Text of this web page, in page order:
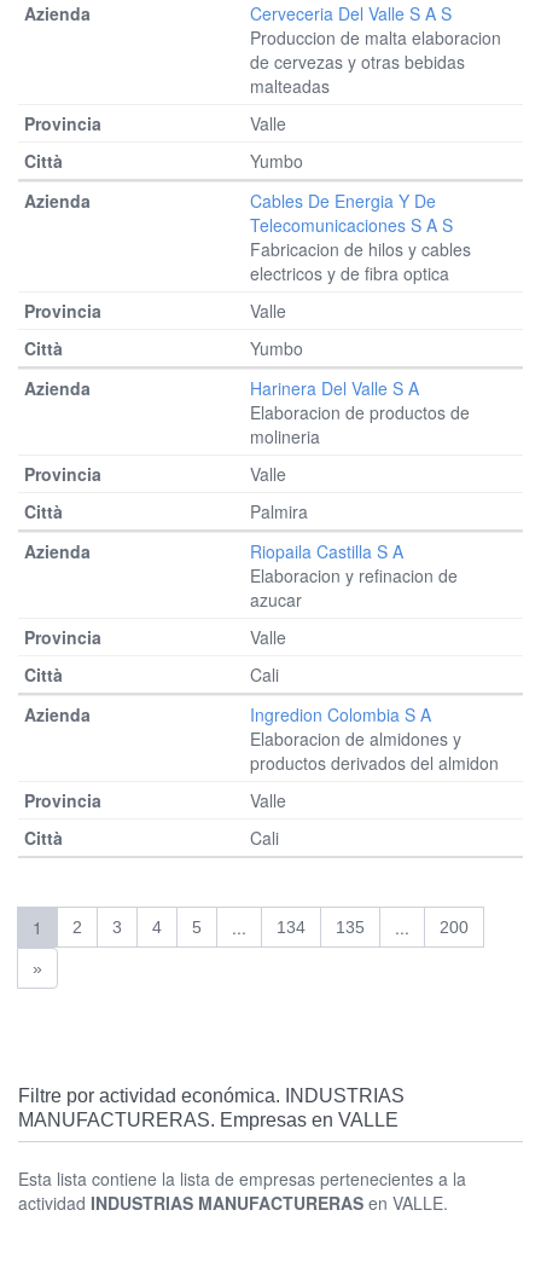
Cerveceria Del Valle S A S
Produccion de malta elaboracion
de cervezas y otras bebidas
malteadas
Valle
Yumbo
Cables De Energia Y De
Telecomunicaciones S A S
Fabricacion de hilos y cables
electricos y de fibra optica
Valle
Yumbo
Harinera Del Valle S A
Elaboracion de productos de
molineria
Valle
Palmira
Riopaila Castilla S A
Elaboracion y refinacion de
azucar
Valle
Cali
Ingredion Colombia S A
Elaboracion de almidones y
productos derivados del almidon
Valle
Cali
1 2 3 4 5 ... 134 135 ... 200
»
Filtre por actividad económica. INDUSTRIAS
MANUFACTURERAS. Empresas en VALLE
Esta lista contiene la lista de empresas pertenecientes a la
actividad INDUSTRIAS MANUFACTURERAS en VALLE.